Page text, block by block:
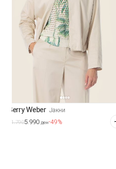
Gerry Weber Јакни
11.7905.990 ден-49%